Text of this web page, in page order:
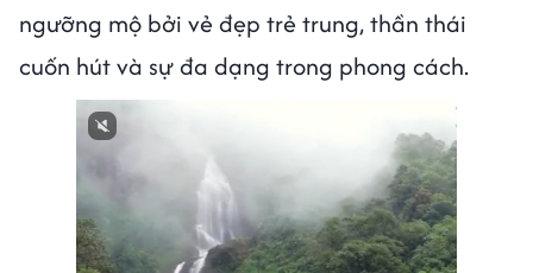
ngưỡng mộ bởi vẻ đẹp trẻ trung, thần thái
cuốn hút và sự đa dạng trong phong cách.